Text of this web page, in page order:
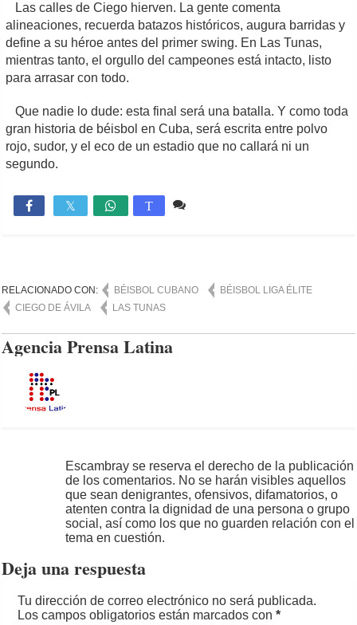
Las calles de Ciego hierven. La gente comenta
alineaciones, recuerda batazos históricos, augura barridas y
define a su héroe antes del primer swing. En Las Tunas,
mientras tanto, el orgullo del campeones está intacto, listo
para arrasar con todo.
Que nadie lo dude: esta final será una batalla. Y como toda
gran historia de béisbol en Cuba, será escrita entre polvo
rojo, sudor, y el eco de un estadio que no callará ni un
segundo.
 T
RELACIONADO CON: BÉISBOL CUBANO
BÉISBOL LIGA ÉLITE
CIEGO DE ÁVILA
LAS TUNAS
Agencia Prensa Latina
Escambray se reserva el derecho de la publicación
de los comentarios. No se harán visibles aquellos
que sean denigrantes, ofensivos, difamatorios, o
atenten contra la dignidad de una persona o grupo
social, así como los que no guarden relación con el
tema en cuestión.
Deja una respuesta
Tu dirección de correo electrónico no será publicada.
Los campos obligatorios están marcados con*